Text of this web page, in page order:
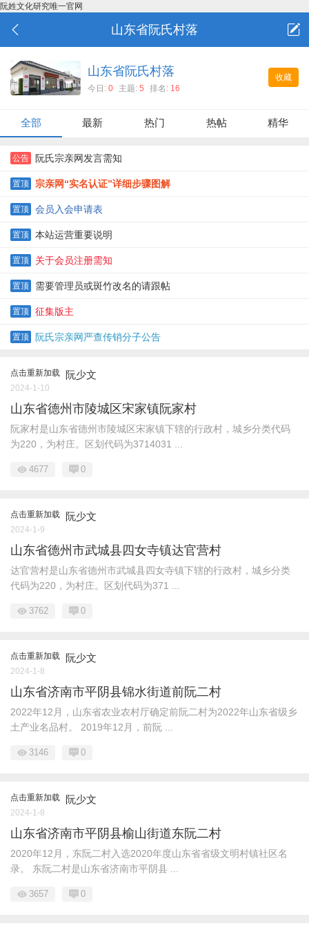
阮姓文化研究唯一官网
山东省阮氏村落
收藏
山东省阮氏村落
今日:0 主题:5 排名: 16
全部 最新 热门 热帖 精华
公告 阮氏宗亲网发言需知
置顶 宗亲网“实名认证”详细步骤图解
置顶 会员入会申请表
置顶 本站运营重要说明
置顶 关于会员注册需知
置顶 需要管理员或斑竹改名的请跟帖
置顶 征集版主
置顶 阮氏宗亲网严查传销分子公告
点击重新加载 阮少文
2024-1-10
山东省德州市陵城区宋家镇阮家村
阮家村是山东省德州市陵城区宋家镇下辖的行政村，城乡分类代码
为220，为村庄。区划代码为3714031 ...
4677 0
点击重新加载 阮少文
2024-1-9
山东省德州市武城县四女寺镇达官营村
达官营村是山东省德州市武城县四女寺镇下辖的行政村，城乡分类
代码为220，为村庄。区划代码为371 ...
3762 0
点击重新加载 阮少文
2024-1-8
山东省济南市平阴县锦水街道前阮二村
2022年12月，山东省农业农村厅确定前阮二村为2022年山东省级乡
土产业名品村。 2019年12月，前阮 ...
3146 0
点击重新加载 阮少文
2024-1-8
山东省济南市平阴县榆山街道东阮二村
2020年12月，东阮二村入选2020年度山东省省级文明村镇社区名
录。 东阮二村是山东省济南市平阴县 ...
3657 0